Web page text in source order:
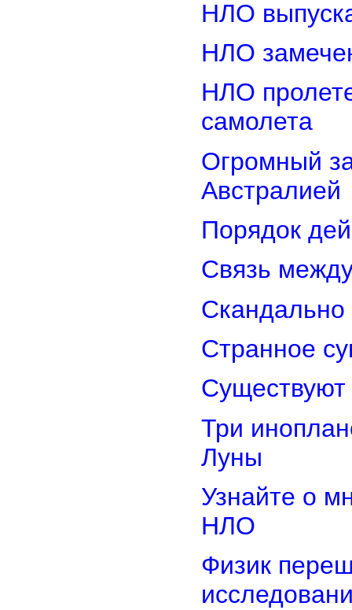
НЛО
НЛО
НЛО
самолета
Огромный
Австралией
Порядок
Связь
Странное
Три
Луны
Узнайте о
НЛО
Физик